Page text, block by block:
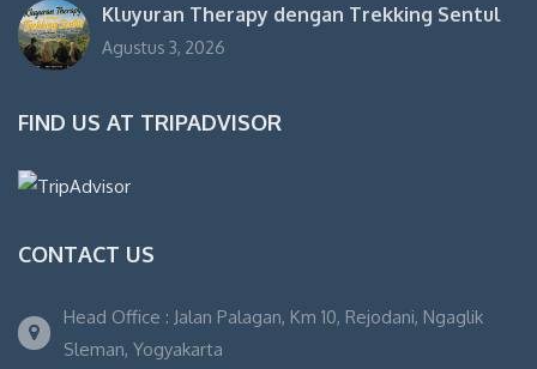
Kluyuran Therapy dengan Trekking Sentul
Agustus 3, 2026
FIND US AT TRIPADVISOR
CONTACT US
Head Office : Jalan Palagan, Km 10, Rejodani, Ngaglik
Sleman, Yogyakarta